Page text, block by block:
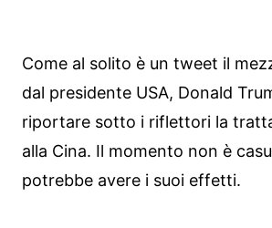
Come al solito è un tweet il
dal presidente USA, Donald
riportare sotto i riflettori la
alla Cina. Il momento non è
potrebbe avere i suoi effetti.